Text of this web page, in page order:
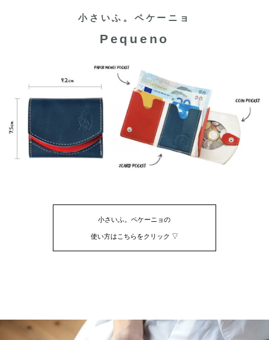
小さいふ。ペケーニョ
Pequeno
小さいふ。ペケーニョの
使い方はこちらをクリック ▽